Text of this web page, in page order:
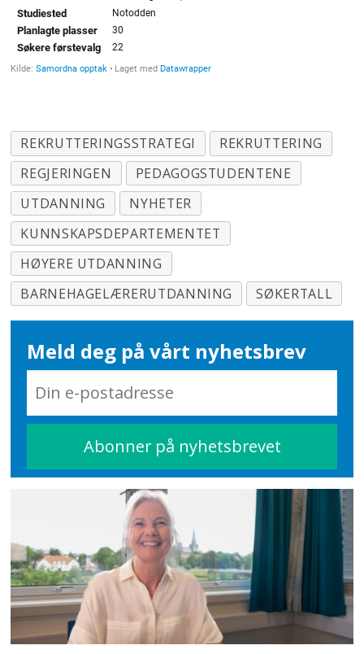
REKRUTTERINGSSTRATEGI
REKRUTTERING
REGJERINGEN
PEDAGOGSTUDENTENE
UTDANNING
NYHETER
KUNNSKAPSDEPARTEMENTET
HØYERE UTDANNING
BARNEHAGELÆRERUTDANNING
SØKERTALL
Meld deg på vårt nyhetsbrev